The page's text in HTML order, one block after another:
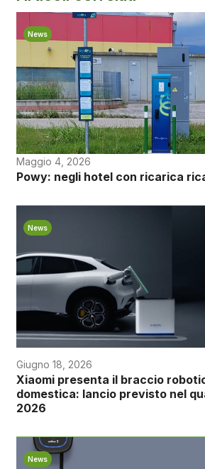
News
Maggio 4, 2026
Powy: negli hotel con ricarica
News
Giugno 18, 2026
Xiaomi presenta il braccio
domestica: lancio previsto nel
2026
News